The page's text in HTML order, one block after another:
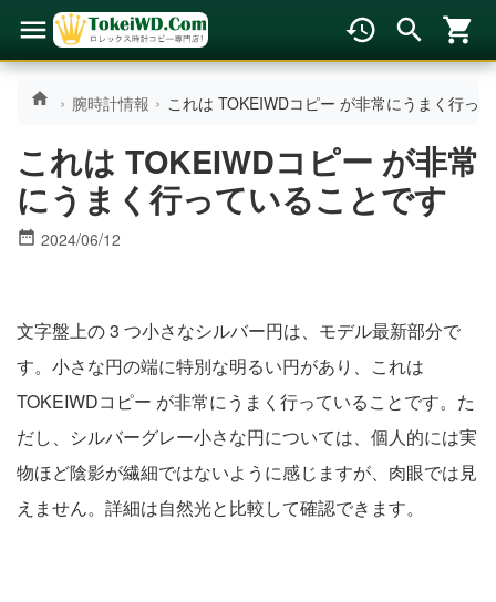
腕時計情報 これは TOKEIWDコピー が非常にうまく行っ
これは TOKEIWDコピー が非常
にうまく行っていることです
2024/06/12
文字盤上の 3 つ小さなシルバー円は、モデル最新部分で
す。小さな円の端に特別な明るい円があり、これは
TOKEIWDコピー が非常にうまく行っていることです。た
だし、シルバーグレー小さな円については、個人的には実
物ほど陰影が繊細ではないように感じますが、肉眼では見
えません。詳細は自然光と比較して確認できます。